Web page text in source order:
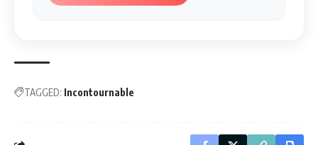
TAGGED: Incontournable